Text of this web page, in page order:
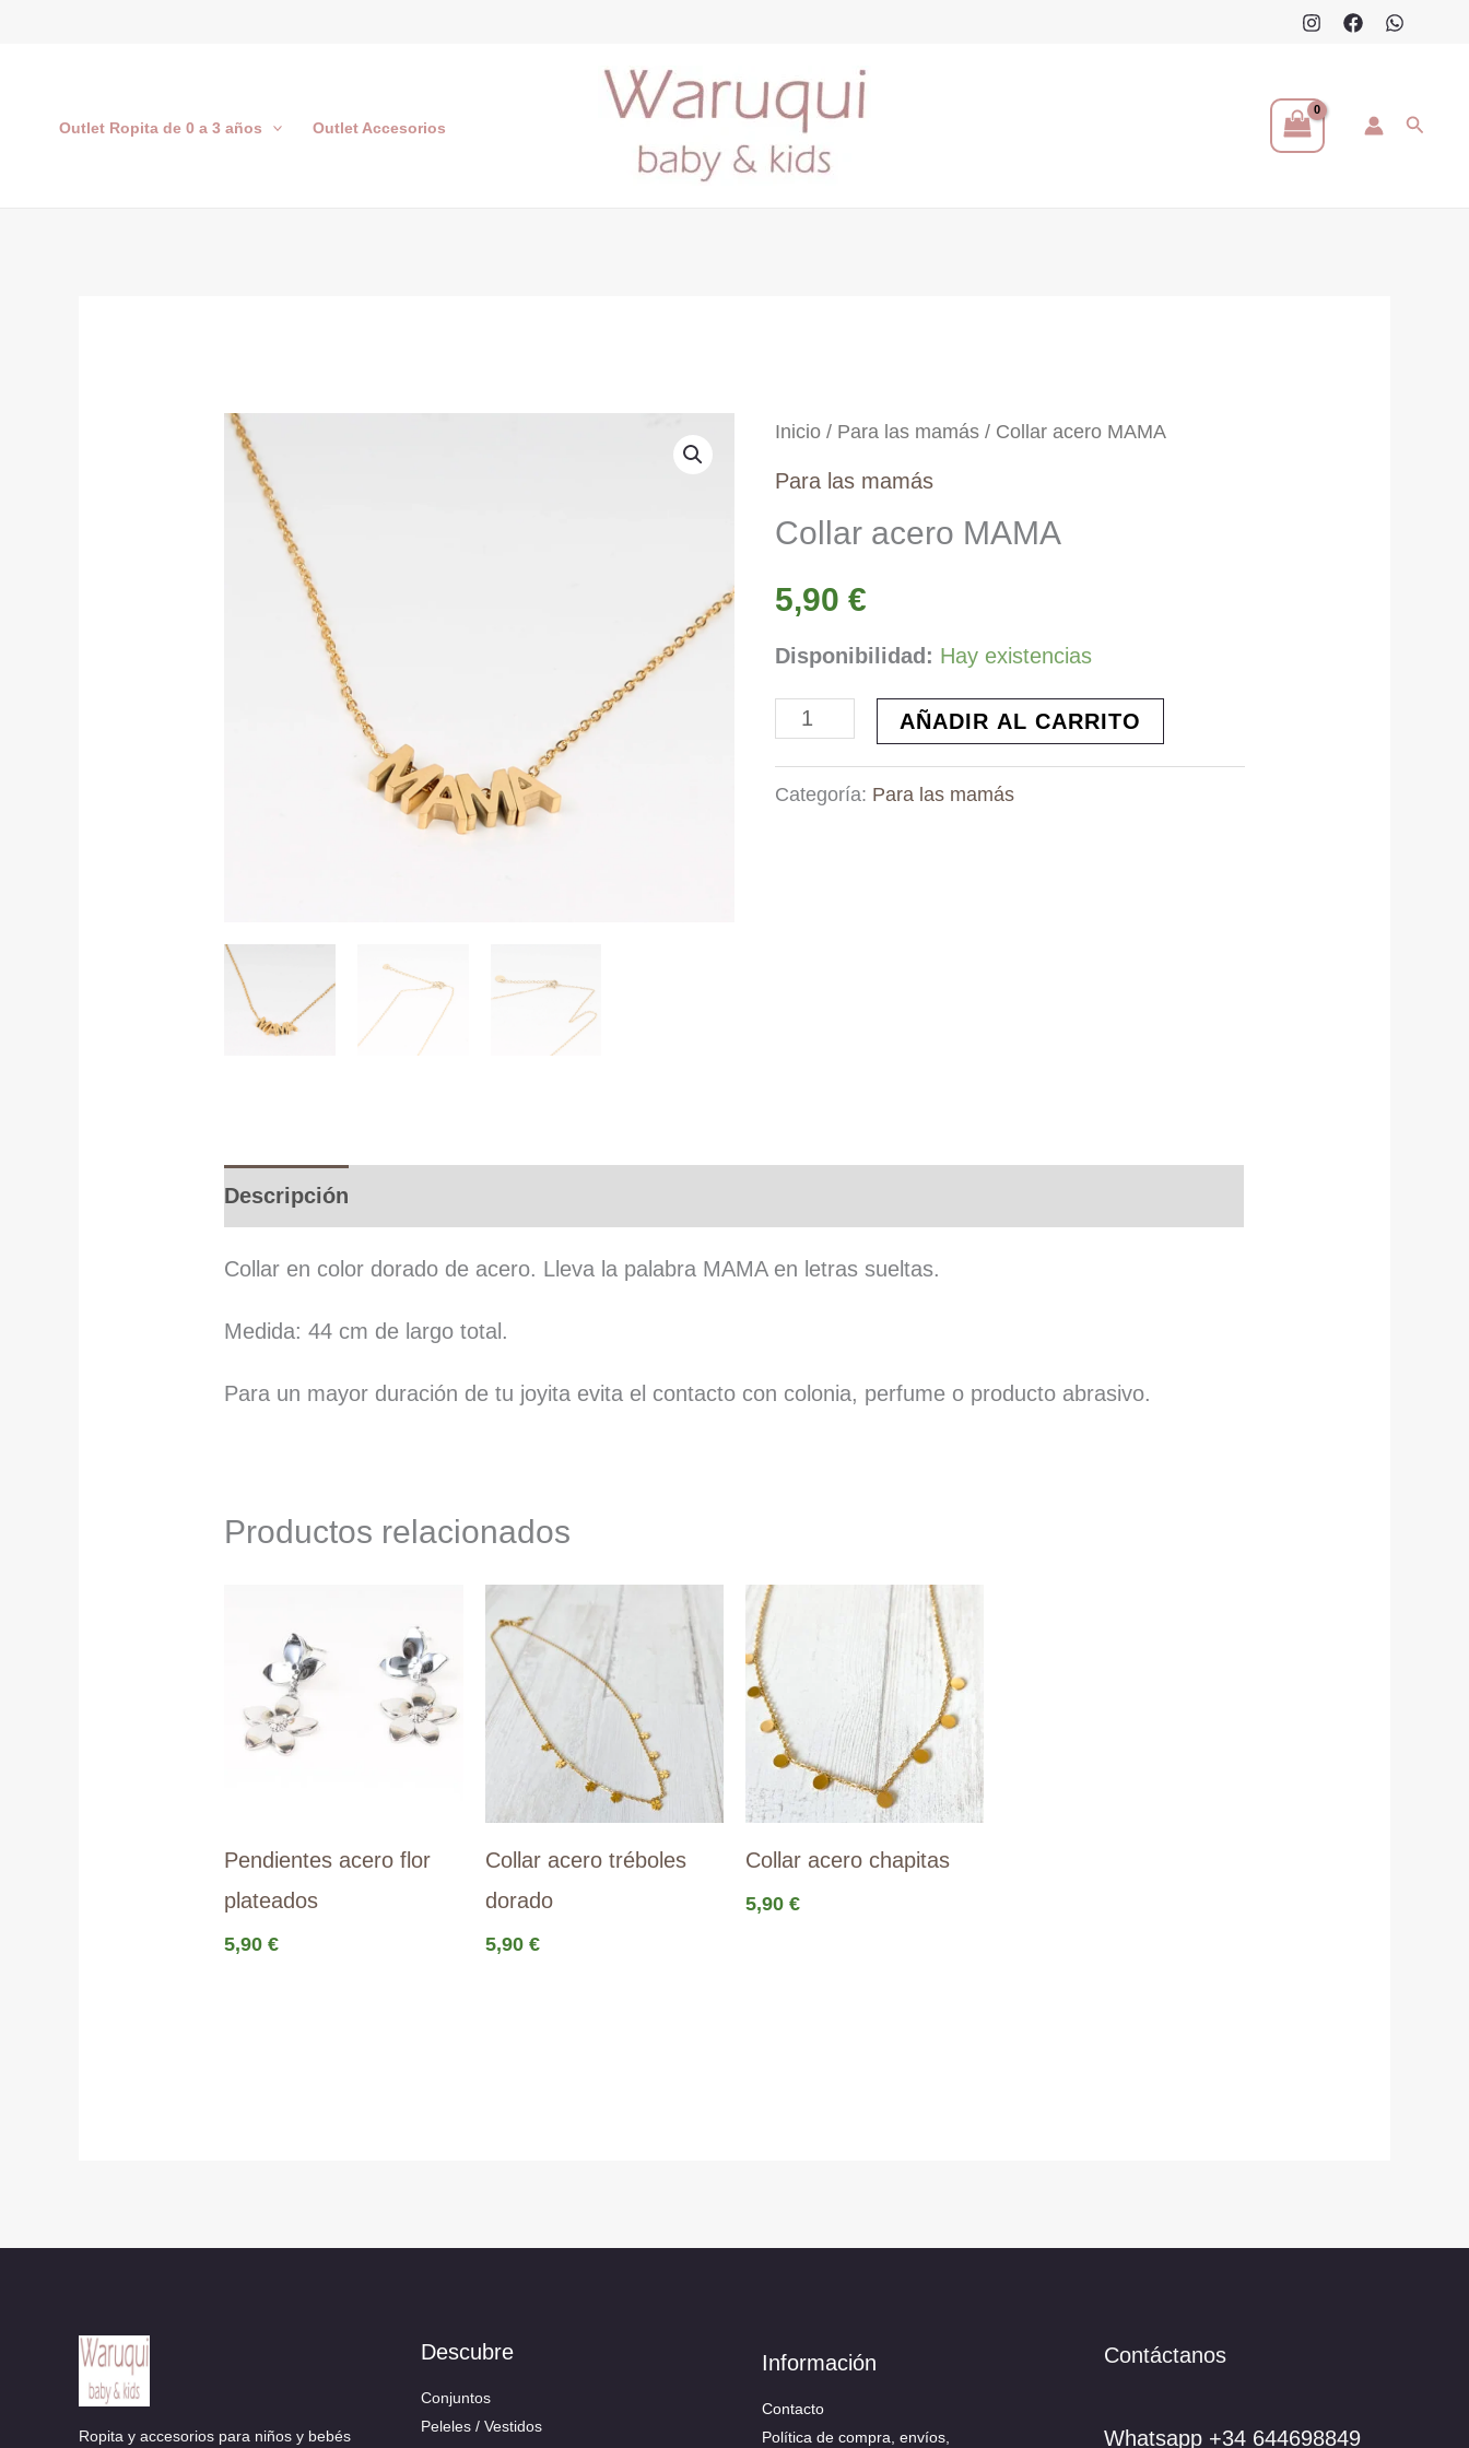
Outlet Ropita de 0 a 3 años Outlet Accesorios Buscar
Inicio / Para las mamás / Collar acero MAMA
Para las mamás
Collar acero MAMA
5,90€
Disponibilidad: Hay existencias
Collar
MAMA
AÑADIR AL CARRITO
Categoría: Para las mamás
Descripción
Collar en color dorado de acero. Lleva la palabra MAMA en letras sueltas.
Medida: 44 cm de largo total.
Para un mayor duración de tu joyita evita el contacto con colonia, perfume o producto abrasivo.
Productos relacionados
Pendientes acero flor
plateados
5,90€
Collar acero tréboles
dorado
5,90 €
Collar acero chapitas
5,90 €
Ropita y accesorios para niños y bebés
Descubre
Conjuntos
Peleles / Vestidos
Información
Contacto
Política de compra, envíos,
Contáctanos
Whatsapp +34 644698849